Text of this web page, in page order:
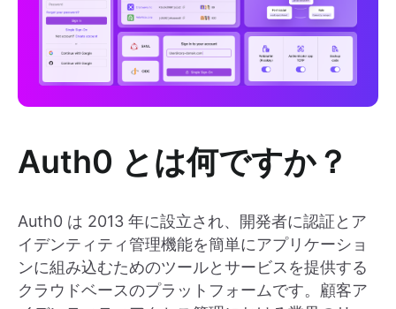
Auth0 とは何ですか？
Auth0 は 2013 年に設立され、開発者に認証とア
イデンティティ管理機能を簡単にアプリケーショ
ンに組み込むためのツールとサービスを提供する
クラウドベースのプラットフォームです。顧客ア